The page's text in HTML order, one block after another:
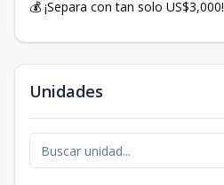
💰 ¡Separa con tan solo US$3,000!
Unidades